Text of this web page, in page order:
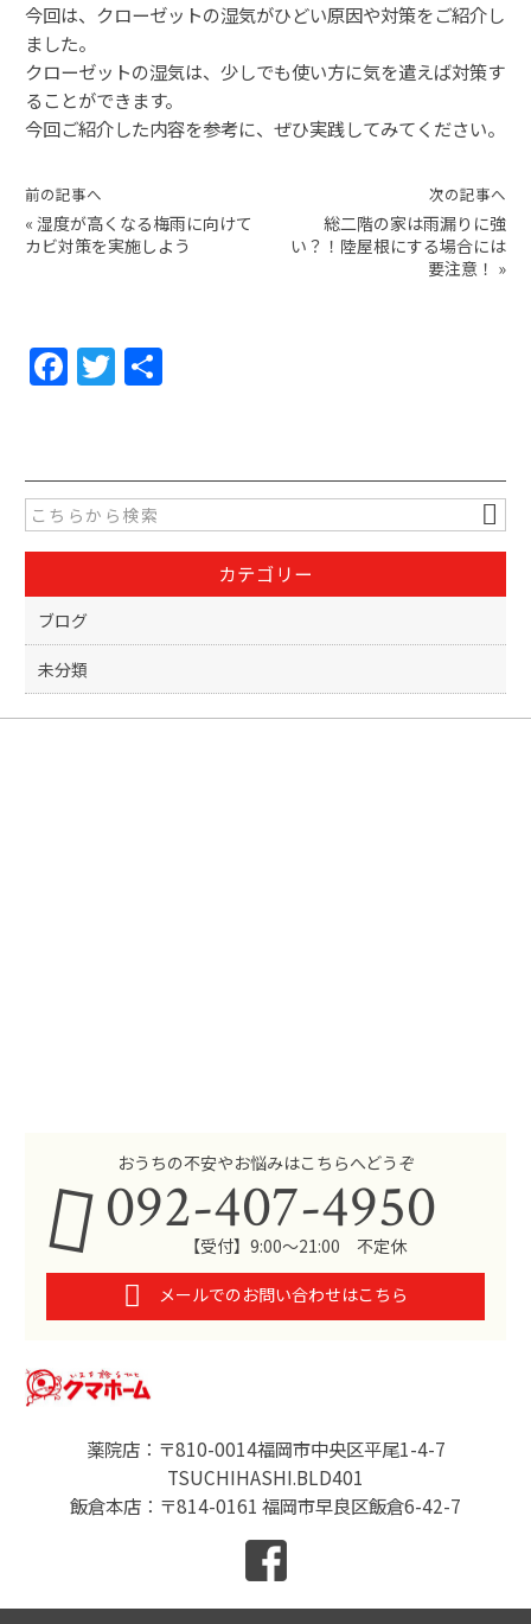
今回は、クローゼットの湿気がひどい原因や対策をご紹介し
ました。
クローゼットの湿気は、少しでも使い方に気を遣えば対策す
ることができます。
今回ご紹介した内容を参考に、ぜひ実践してみてください。
前の記事へ
« 湿度が高くなる梅雨に向けて
カビ対策を実施しよう
次の記事へ
総二階の家は雨漏りに強
い？！陸屋根にする場合には
要注意！ »
F
a
e
b
o
o
k
T
w
er
カテゴリー
ブログ
未分類
薬院店：〒810-0014福岡市中央区平尾1-4-7
TSUCHIHASHI.BLD401
飯倉本店：〒814-0161 福岡市早良区飯倉6-42-7
おうちの不安やお悩みはこちらへどうぞ
092-407-4950
【受付】9:00～21:00 不定休
メールでのお問い合わせはこちら